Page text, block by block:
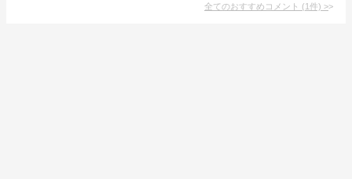
全てのおすすめコメント (1件) >